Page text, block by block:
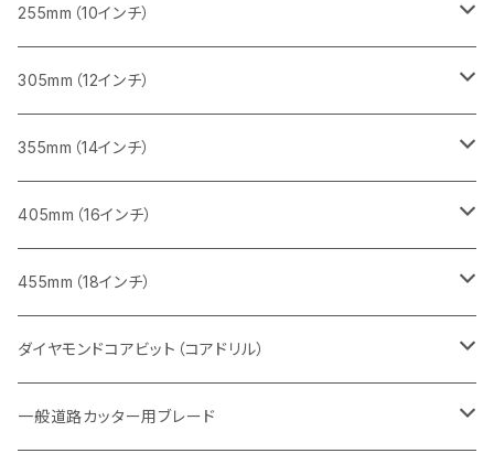
インターロッキング切断用
鋳鉄管切断用
ヒューム管・U字溝切断用
レンガ切断用
インターロッキング切断用
鋳鉄管切断用
ヒューム管・U字溝切断用
FRP切断用
塩ビ管・キッチンパネル切断用
大理石
レンガ切断用
インターロッキング切断用
鋳鉄管切断用
ヒューム管・U字溝切断用
ブロック切断用
レンガ切断用
インターロッキング切断用
鋳鉄管切断用
ヒューム管・U字溝切断用
コンクリート切断用
ブロック切断用
レンガ切断用
インターロッキング切断用
鋳鉄管切断用
ヒューム管・U字溝切断用
みかげ石（御影石）切断用
コンクリート切断用
ブロック切断用
レンガ切断用
インターロッキング切断用
鋳鉄管切断用
ヒューム管・U字溝切断用
255mm（10インチ）
コンクリート切断用
一般道路カッター用
ブロック切断用
レンガ切断用
インターロッキング切断用
一般道路カッター用
ヒューム管・U字溝切断用
アスファルト切断用
305mm（12インチ）
みかげ石（御影石）切断用
セグメント
セグメント（特殊凹凸加工チップ
鉄筋コンクリート切断用
セグメントタイプ
コンクリート切断用
セグメント
セグメント（特殊凸凹加工チップ
ブロック切断用
セグメント
レンガ切断用
355mm（14インチ）
みかげ石（御影石）切断用
セグメント
セグメント（特殊凸凹加工チップ
鉄筋コンクリート切断用
セグメントタイプ
コンクリート切断用
セグメント
ブロック切断用
405mm（16インチ）
みかげ石（御影石）切断用
セグメントタイプ
コンクリート切断用
セグメントタイプ
鉄筋コンクリート切断用
455mm（18インチ）
道路コンクリート切断用
道路アスファルト切断用
ダイヤモンドコアビット（コアドリル）
Aロット
一般道路カッター用ブレード